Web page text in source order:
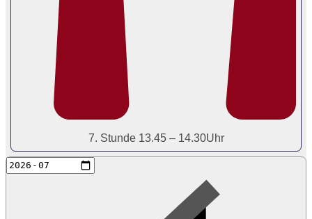
7. Stunde 13.45 – 14.30Uhr